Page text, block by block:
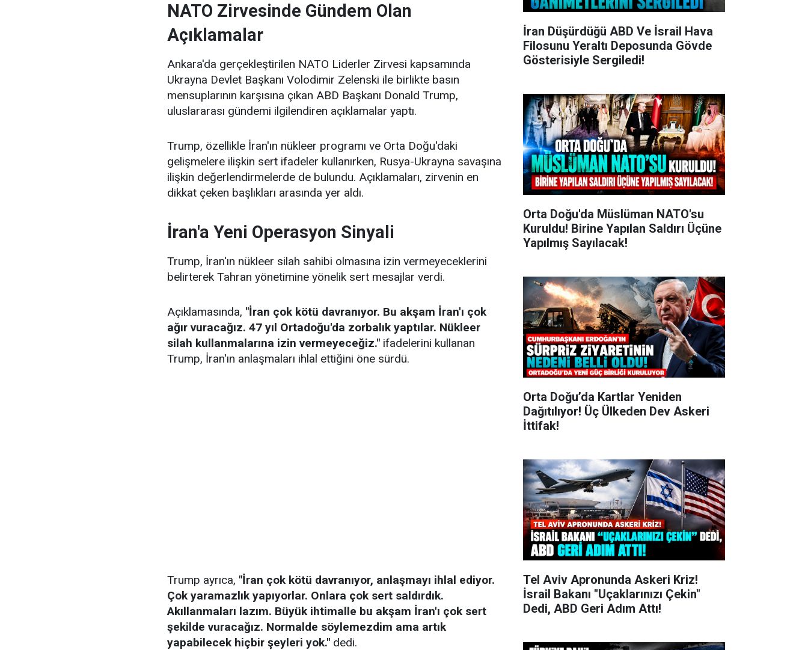
NATO Zirvesinde Gündem Olan
Açıklamalar
Ankara'da gerçekleştirilen NATO Liderler Zirvesi kapsamında
Ukrayna Devlet Başkanı Volodimir Zelenski ile birlikte basın
mensuplarının karşısına çıkan ABD Başkanı Donald Trump,
uluslararası gündemi ilgilendiren açıklamalar yaptı.
Trump, özellikle İran'ın nükleer programı ve Orta Doğu'daki
gelişmelere ilişkin sert ifadeler kullanırken, Rusya-Ukrayna savaşına
ilişkin değerlendirmelerde de bulundu. Açıklamaları, zirvenin en
dikkat çeken başlıkları arasında yer aldı.
İran'a Yeni Operasyon Sinyali
Trump, İran'ın nükleer silah sahibi olmasına izin vermeyeceklerini
belirterek Tahran yönetimine yönelik sert mesajlar verdi.
Açıklamasında, "İran çok kötü davranıyor. Bu akşam İran'ı çok
ağır vuracağız. 47 yıl Ortadoğu'da zorbalık yaptılar. Nükleer
silah kullanmalarına izin vermeyeceğiz." ifadelerini kullanan
Trump, İran'ın anlaşmaları ihlal ettiğini öne sürdü.
Trump ayrıca, "İran çok kötü davranıyor, anlaşmayı ihlal ediyor.
Çok yaramazlık yapıyorlar. Onlara çok sert saldırdık.
Akıllanmaları lazım. Büyük ihtimalle bu akşam İran'ı çok sert
şekilde vuracağız. Normalde söylemezdim ama artık
yapabilecek hiçbir şeyleri yok." dedi.
İran Düşürdüğü ABD Ve İsrail Hava
Filosunu Yeraltı Deposunda Gövde
Gösterisiyle Sergiledi!
Orta Doğu'da Müslüman NATO'su
Kuruldu! Birine Yapılan Saldırı Üçüne
Yapılmış Sayılacak!
Orta Doğu’da Kartlar Yeniden
Dağıtılıyor! Üç Ülkeden Dev Askeri
İttifak!
Tel Aviv Apronunda Askeri Kriz!
İsrail Bakanı "Uçaklarınızı Çekin"
Dedi, ABD Geri Adım Attı!